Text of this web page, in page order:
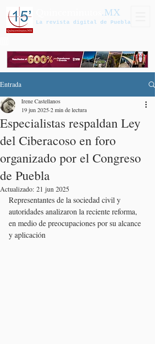
.MX
La revista digital de Puebla
Entrada
Especialistas respaldan Ley
del Ciberacoso en foro
organizado por el Congreso
de Puebla
Irene Castellanos
19 jun 20252 min de lectura
Actualizado: 21 jun 2025
Representantes de la sociedad civil y
autoridades analizaron la reciente reforma,
en medio de preocupaciones por su alcance
y aplicación